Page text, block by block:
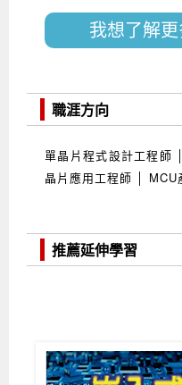
我想了解更
職涯方向
單晶片程式設計工程師
晶片應用工程師 │ MCU
推薦延伸學習